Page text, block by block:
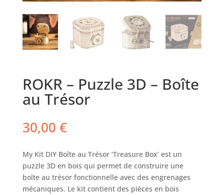
ROKR – Puzzle 3D – Boîte
au Trésor
30,00 €
MyKit DIY Boîte au Trésor ‘TreasureBox’ est un
puzzle 3D en bois qui permet de construire une
boîte au trésor fonctionnelle avec des engrenages
mécaniques. Le kit contient des pièces en bois